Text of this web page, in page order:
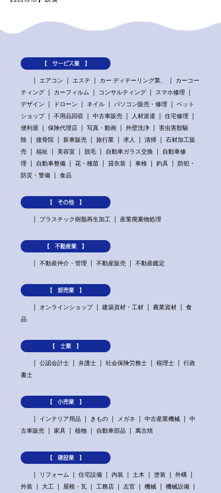
【 サービス業 】
エアコン
エステ カー ディテーリング業、
カーコー
ティング
カーフィルム コンサルティング
スマホ修理
デザイン
ドローン ネイル パソコン販売・修理
ペット
ショップ
不用品回収 中古車販売 人材派遣
住宅修理
便利屋
保険代理店 写真・動画 外壁洗浄
害虫害獣駆
除
接骨院 新車販売 旅行業 求人 清掃
石材加工販
売
福祉 美容室 脱毛 自動車ガラス交換
自動車修
理
自動車整備 花・種苗 貸衣装 車検 釣具
防犯・
防災・警備
食品
【 その他 】
プラスチック樹脂再生加工
産業廃棄物処理
【 不動産業 】
不動産仲介・管理
不動産販売 不動産鑑定
【 卸売業 】
オンラインショップ
建築資材・工材 農業資材
食
品
【 士業 】
公認会計士
弁護士 社会保険労務士 税理士
行政
書士
【 小売業 】
インテリア用品
きもの メガネ 中古産業機械
中
古車販売
家具 植物 自動車部品 萬古焼
【 建設業 】
リフォーム
住宅設備 内装 土木 塗装
外構
外装
大工 屋根・瓦 工務店 左官 機械
機械設備